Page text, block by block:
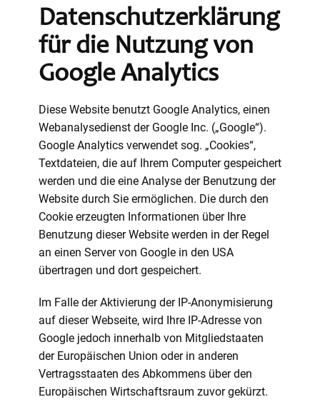
Datenschutzerklärung
für die Nutzung von
Google Analytics
Diese Website benutzt Google Analytics, einen
Webanalysedienst der Google Inc. („Google“).
Google Analytics verwendet sog. „Cookies“,
Textdateien, die auf Ihrem Computer gespeichert
werden und die eine Analyse der Benutzung der
Website durch Sie ermöglichen. Die durch den
Cookie erzeugten Informationen über Ihre
Benutzung dieser Website werden in der Regel
an einen Server von Google in den USA
übertragen und dort gespeichert.
Im Falle der Aktivierung der IP-Anonymisierung
auf dieser Webseite, wird Ihre IP-Adresse von
Google jedoch innerhalb von Mitgliedstaaten
der Europäischen Union oder in anderen
Vertragsstaaten des Abkommens über den
Europäischen Wirtschaftsraum zuvor gekürzt.